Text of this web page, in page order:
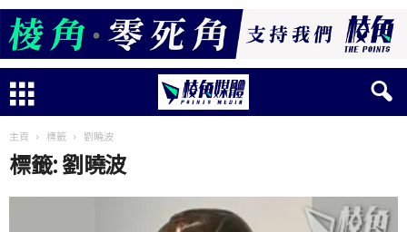
主頁 標籤 劉曉波
標籤: 劉曉波